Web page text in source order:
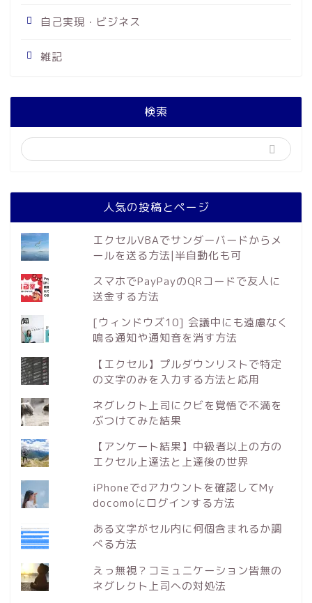
自己実現・ビジネス
雑記
検索
人気の投稿とページ
エクセルVBAでサンダーバードからメ
ールを送る方法|半自動化も可
スマホでPayPayのQRコードで友人に
送金する方法
[ウィンドウズ10] 会議中にも遠慮なく
鳴る通知や通知音を消す方法
【エクセル】プルダウンリストで特定
の文字のみを入力する方法と応用
ネグレクト上司にクビを覚悟で不満を
ぶつけてみた結果
【アンケート結果】中級者以上の方の
エクセル上達法と上達後の世界
iPhoneでdアカウントを確認してMy
docomoにログインする方法
ある文字がセル内に何個含まれるか調
べる方法
えっ無視？コミュニケーション皆無の
ネグレクト上司への対処法